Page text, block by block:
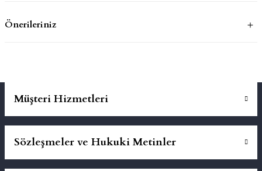
Önerileriniz
Müşteri Hizmetleri
Sözleşmeler ve Hukuki Metinler